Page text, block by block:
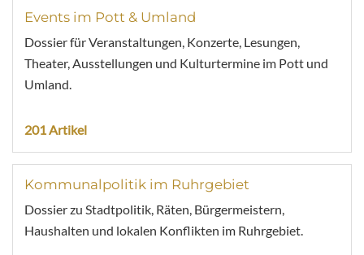
Events im Pott & Umland
Dossier für Veranstaltungen, Konzerte, Lesungen,
Theater, Ausstellungen und Kulturtermine im Pott und
Umland.
201 Artikel
Kommunalpolitik im Ruhrgebiet
Dossier zu Stadtpolitik, Räten, Bürgermeistern,
Haushalten und lokalen Konflikten im Ruhrgebiet.